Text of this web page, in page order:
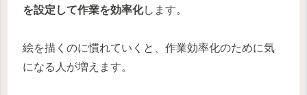
を設定して作業を効率化します。
絵を描くのに慣れていくと、作業効率化のために気
になる人が増えます。